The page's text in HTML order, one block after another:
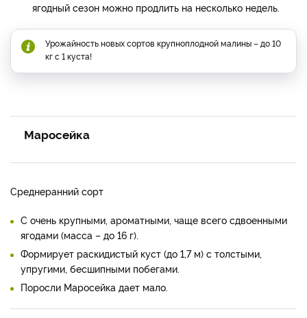
ягодный сезон можно продлить на несколько недель.
Урожайность новых сортов крупноплодной малины – до 10
кг с 1 куста!
Маросейка
Среднеранний сорт
С очень крупными, ароматными, чаще всего сдвоенными
ягодами (масса – до 16 г).
Формирует раскидистый куст (до 1,7 м) с толстыми,
упругими, бесшипными побегами.
Поросли Маросейка дает мало.